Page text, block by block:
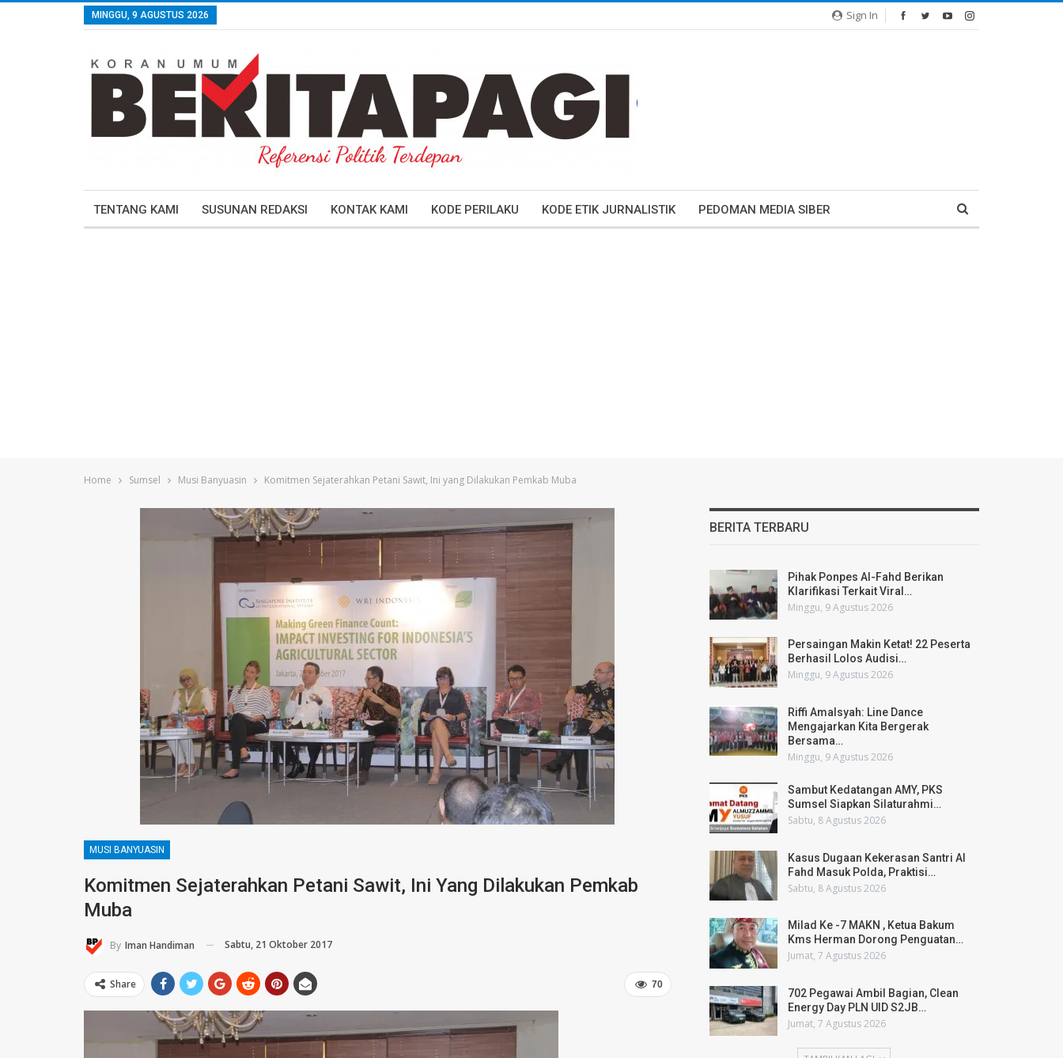
Sign In
MINGGU, 9 AGUSTUS 2026
TENTANG KAMI SUSUNAN REDAKSI KONTAK KAMI KODE PERILAKU KODE ETIK JURNALISTIK PEDOMAN MEDIA SIBER
Home Sumsel Musi Banyuasin Komitmen Sejaterahkan Petani Sawit, Ini yang Dilakukan Pemkab Muba
MUSI BANYUASIN
Komitmen Sejaterahkan Petani Sawit, Ini Yang Dilakukan Pemkab
Muba
By Iman Handiman Sabtu, 21 Oktober 2017
70
Share
BERITA TERBARU
Pihak Ponpes Al-Fahd Berikan
Klarifikasi Terkait Viral…
Minggu, 9 Agustus 2026
Persaingan Makin Ketat! 22 Peserta
Berhasil Lolos Audisi…
Minggu, 9 Agustus 2026
Riffi Amalsyah: Line Dance
Mengajarkan Kita Bergerak
Bersama…
Minggu, 9 Agustus 2026
Sambut Kedatangan AMY, PKS
Sumsel Siapkan Silaturahmi…
Sabtu, 8 Agustus 2026
Kasus Dugaan Kekerasan Santri Al
Fahd Masuk Polda, Praktisi…
Sabtu, 8 Agustus 2026
Milad Ke -7 MAKN , Ketua Bakum
Kms Herman Dorong Penguatan…
Jumat, 7 Agustus 2026
702 Pegawai Ambil Bagian, Clean
Energy Day PLN UID S2JB…
Jumat, 7 Agustus 2026